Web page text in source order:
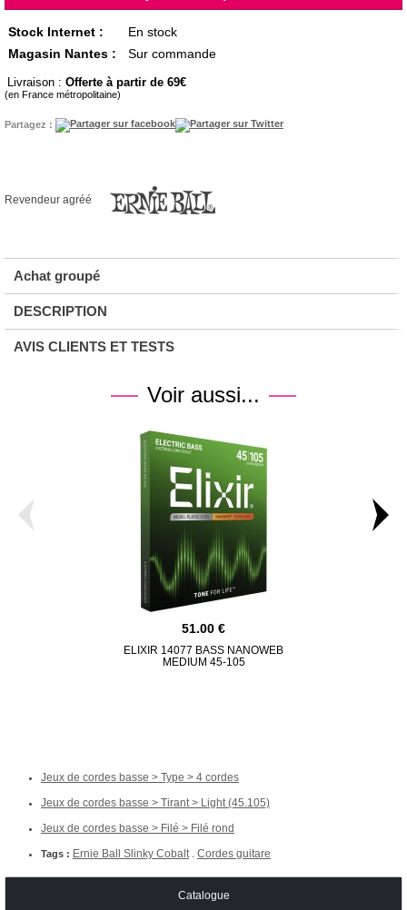
Stock Internet :
En stock
Magasin Nantes :
Sur commande
Livraison : Offerte à partir de 69
(en France métropolitaine)
Partagez :
Revendeur agréé
Achat groupé
DESCRIPTION
AVIS CLIENTS ET TESTS
Voir aussi...
51.00
ELIXIR 14077 BASS NANOWEB
MEDIUM 45-105
Jeux de cordes basse > Type > 4 cordes
Jeux de cordes basse > Tirant > Light (45.105)
Jeux de cordes basse > Filé > Filé rond
Tags : Ernie Ball Slinky Cobalt Cordes guitare
Catalogue